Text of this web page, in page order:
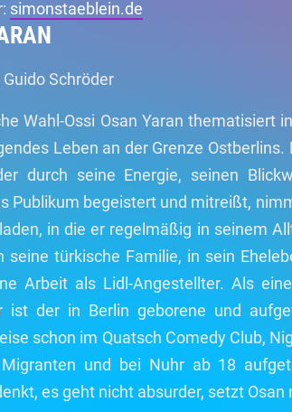
simonstaeblein.de
Schröder
Wahl-Ossi Osan Yaran thematisiert
Leben an der Grenze
durch seine Energie, seinen
Publikum begeistert und mitreißt,
in die er regelmäßig in seinem
seine türkische Familie, in sein
Arbeit als Lidl-Angestellter. Als
ist der in Berlin geborene und
schon im Quatsch Comedy Club,
und bei Nuhr ab 18
es geht nicht absurder, setzt Osan